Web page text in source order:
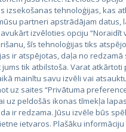
izsekošanas tehnoloģijas, kas
partneri apstrādājam datus,
izvēloties opciju “Noraidīt
šīs tehnoloģijas tiks
ir atspējotas, daļa no redzamā
tik atbilstoša. Varat atkārtoti
mainītu savu izvēli vai
uz saites “Privātuma
uz peldošās ikonas tīmekļa
ir redzama. Jūsu izvēle būs
ietvaros. Plašāku